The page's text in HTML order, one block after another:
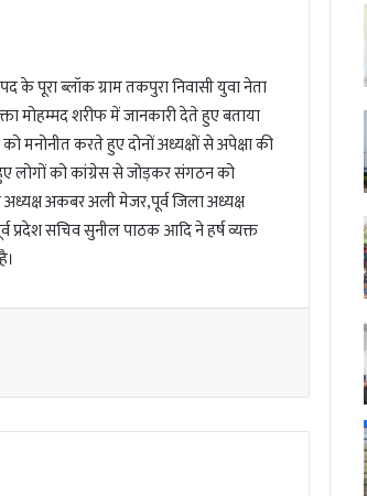
के पूरा ब्लॉक ग्राम तकपुरा निवासी युवा नेता
मोहम्मद शरीफ में जानकारी देते हुए बताया
मनोनीत करते हुए दोनों अध्यक्षों से अपेक्षा की
लोगों को कांग्रेस से जोड़कर संगठन को
अकबर अली मेजर,पूर्व जिला अध्यक्ष
प्रदेश सचिव सुनील पाठक आदि ने हर्ष व्यक्त